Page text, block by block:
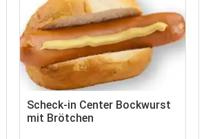
Scheck-in Center Bockwurst
mit Brötchen